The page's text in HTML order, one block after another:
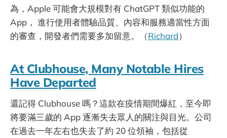
為，Apple 可能會大規模對有 ChatGPT 類似功能的
App， 進行使用者體驗品質、內容和服務適當性方面
的審查，開發者們需要多加留意。（Richard）
At Clubhouse, Many Notable Hires
Have Departed
還記得 Clubhouse 嗎？這款在疫情期間爆紅，至今即
將要滿三歲的 App 逐漸失去眾人的關注與目光。公司
在過去一年左右也失去了約 20 位領袖，包括從